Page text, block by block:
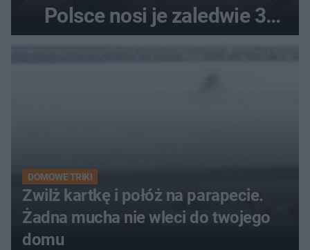
Polsce nosi je zaledwie 3
kobiety
DOMOWE TRIKI
Zwilż kartkę i połóż na parapecie.
Żadna mucha nie wleci do twojego
domu